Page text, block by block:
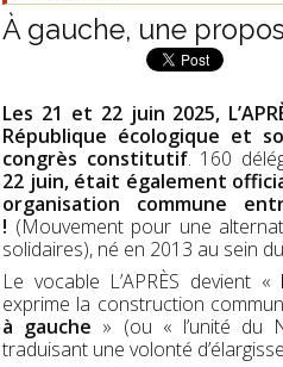
À gauche, une
Les 21 et 22 juin 2025,
République écologique et
congrès constitutif. 160
22 juin, était également
organisation commune
! (Mouvement pour une
solidaires), né en 2013 au sein
Le vocable L’APRÈS devient «
exprime la construction
à gauche » (ou « l’unité du
traduisant une volonté